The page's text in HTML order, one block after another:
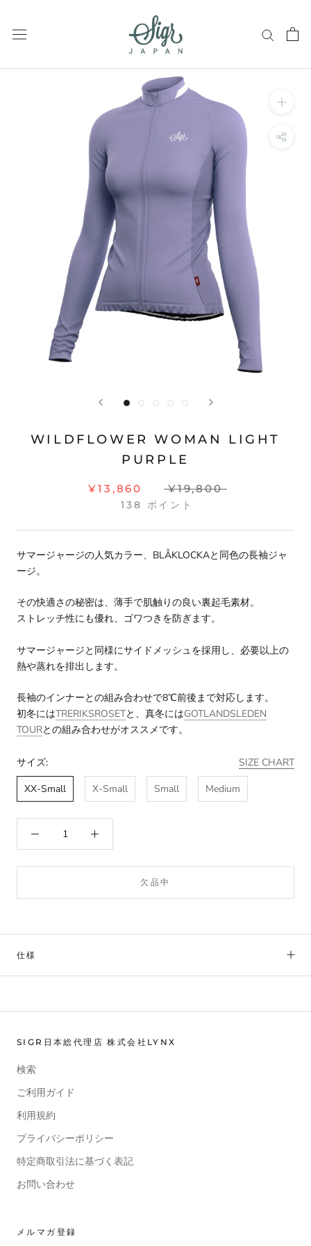
し
WILDFLOWER WOMAN LIGHT
PURPLE
¥13,860 ¥19,800
138 ポイント
サマージャージの人気カラー、 BLÅKLOCKAと同色の長袖ジャ
ージ。
その快適さの秘密は、薄手で肌触りの良い裏起毛素材。
ストレッチ性にも優れ、ゴワつきを防ぎます。
サマージャージと同様にサイドメッシュを採用し、必要以上の
熱や蒸れを排出します。
長袖のインナーとの組み合わせで8℃前後まで対応します。
初冬にはTRERIKSROSETと、真冬にはGOTLANDSLEDEN
TOURとの組み合わせがオススメです。
サイズ:
SIZE CHART
XX-Small
X-Small Small Medium
欠品中
仕様
SIGR日本総代理店 株式会社LYNX
検索
ご利用ガイド
利用規約
プライバシーポリシー
特定商取引法に基づく表記
お問い合わせ
メルマガ登録